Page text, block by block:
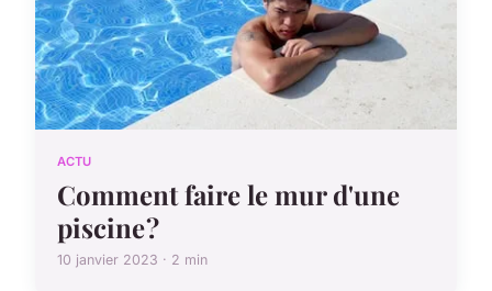
ACTU
Comment faire le mur d'une
piscine ?
10 janvier 2023 · 2 min